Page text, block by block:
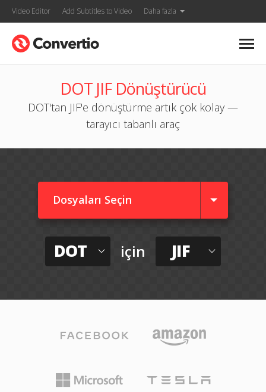
Video Editor Add Subtitles to Video Daha fazla
DOT JIF Dönüştürücü
DOT'tan JIF'e dönüştürme artık çok kolay —
tarayıcı tabanlı araç
Dosyaları Seçin
DOT için JIF